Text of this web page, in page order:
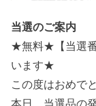
当選のご案内
★無料★【当選
います★
この度はおめで
本日、当選品の